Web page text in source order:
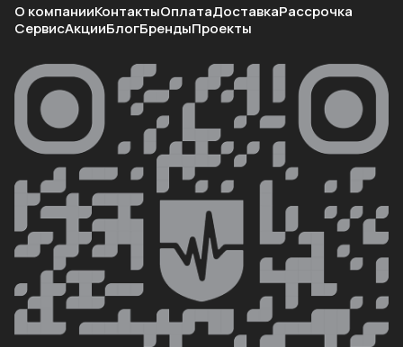
О компанииКонтактыОплатаДоставкаРассрочка
СервисАкцииБлогБрендыПроекты